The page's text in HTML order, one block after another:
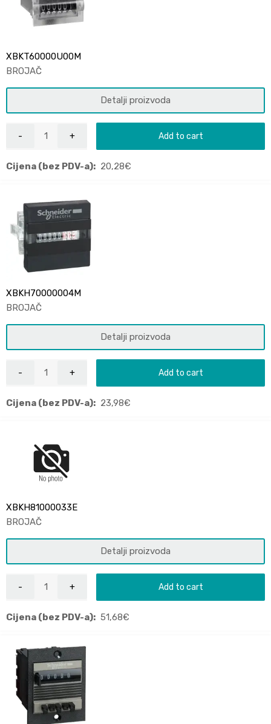
XBKT60000U00M
BROJAČ
Detalji proizvoda
Add to cart
Cijena (bez PDV-a): 20,28€
XBKH70000004M
BROJAČ
Detalji proizvoda
Add to cart
Cijena (bez PDV-a): 23,98€
XBKH81000033E
BROJAČ
Detalji proizvoda
Add to cart
Cijena (bez PDV-a): 51,68€